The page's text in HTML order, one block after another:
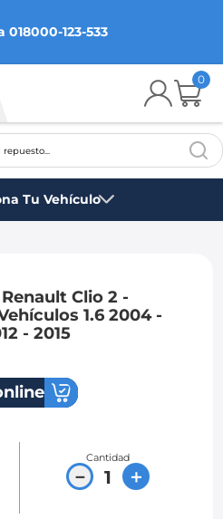
018000-123-533
0
del repuesto...
Tu Vehículo
Clio 2 -
1.6 2004 -
- 2015
Cantidad
＋
－